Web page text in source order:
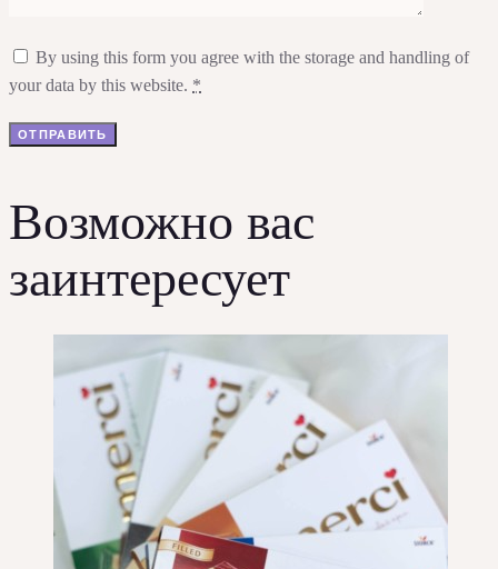
By using this form you agree with the storage and handling of
your data by this website. *
Возможно вас
заинтересует